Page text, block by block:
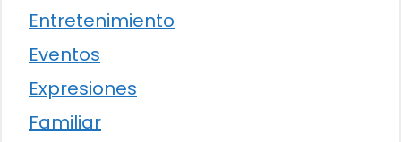
Entretenimiento
Eventos
Expresiones
Familiar